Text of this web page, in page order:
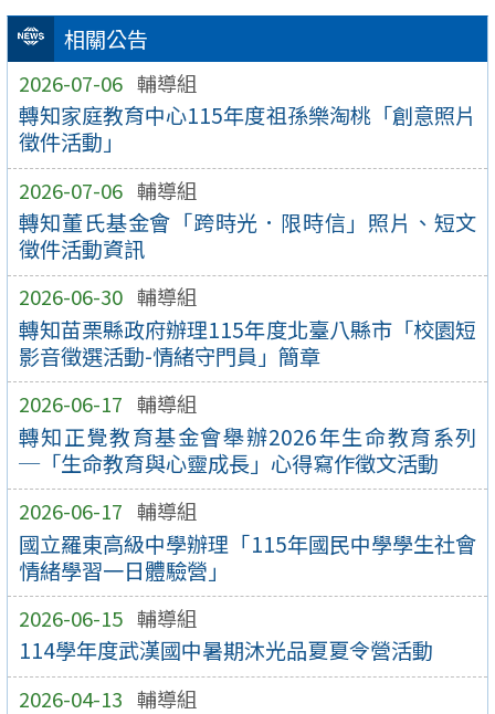
相關公告
2026-07-06 輔導組
轉知家庭教育中心115年度祖孫樂淘桃「創意照片
徵件活動」
2026-07-06 輔導組
轉知董氏基金會「跨時光．限時信」照片、短文
徵件活動資訊
2026-06-30 輔導組
轉知苗栗縣政府辦理115年度北臺八縣市「校園短
影音徵選活動-情緒守門員」簡章
2026-06-17 輔導組
轉知正覺教育基金會舉辦2026年生命教育系列
─「生命教育與心靈成長」心得寫作徵文活動
2026-06-17 輔導組
國立羅東高級中學辦理「115年國民中學學生社會
情緒學習一日體驗營」
2026-06-15 輔導組
114學年度武漢國中暑期沐光品夏夏令營活動
2026-04-13 輔導組